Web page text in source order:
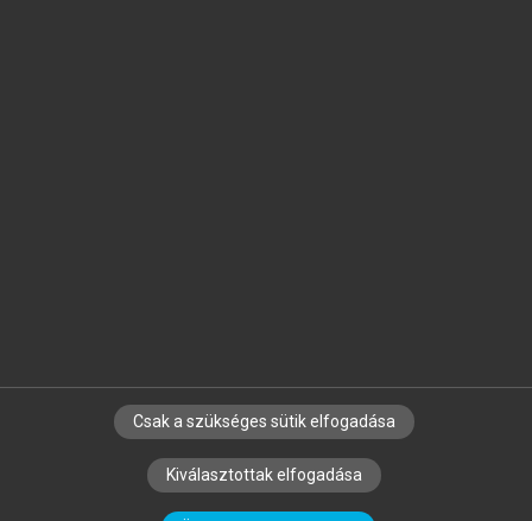
SZERZŐKNEK CÉGEKNEK KÖNYVTÁROSOKNAK
SZERKESZTÉSI ÉS LEKTORÁLÁSI ALAPELVEK
Csak a szükséges sütik elfogadása
Kiválasztottak elfogadása